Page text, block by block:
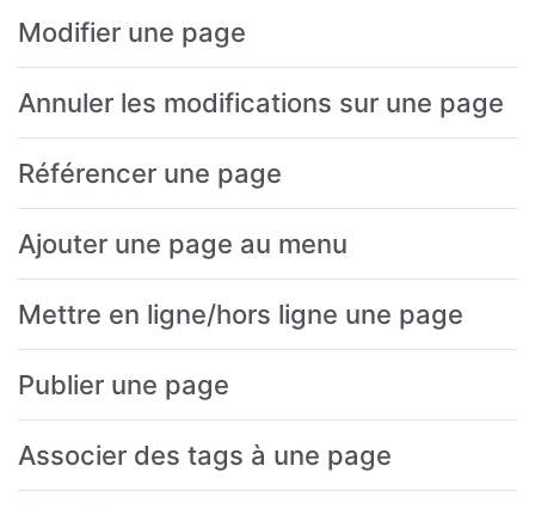
Modifier une page
Annuler les modifications sur une page
Référencer une page
Ajouter une page au menu
Mettre en ligne/hors ligne une page
Publier une page
Associer des tags à une page